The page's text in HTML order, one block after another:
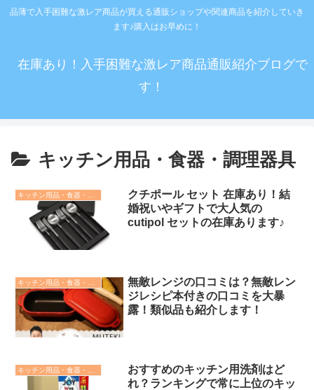
品薄で入手困難な激レア商品が買える通販ショップや関連商品を紹介していき
ます♪購入はお早めに！
在庫あり！入手困難な激レア商品通販紹介ブログで
す！
キッチン用品・食器・調理器具
クチポール セット 在庫あり！結
婚祝いやギフトで大人気の
cutipol セットの在庫あります♪
無敵レンジの口コミは？無敵レン
ジレシピ本付きの口コミを大暴
露！類似品も紹介します！
おすすめのキッチン用洗剤はど
れ？ランキングで常に上位のキッ